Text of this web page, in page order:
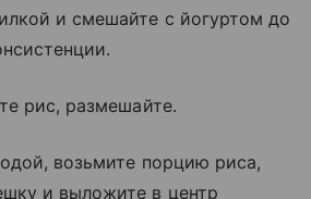
и смешайте с йогуртом до
рис, размешайте.
возьмите порцию риса,
и выложите в центр